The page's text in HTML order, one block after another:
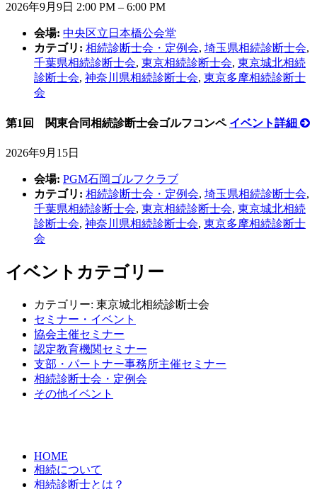
2026年9月9日 2:00 PM – 6:00 PM
会場: 中央区立日本橋公会堂
カテゴリ: 相続診断士会・定例会, 埼玉県相続診断士会,
千葉県相続診断士会, 東京相続診断士会, 東京城北相続
診断士会, 神奈川県相続診断士会, 東京多摩相続診断士
会
第1回 関東合同相続診断士会ゴルフコンペ イベント詳細
2026年9月15日
会場: PGM石岡ゴルフクラブ
カテゴリ: 相続診断士会・定例会, 埼玉県相続診断士会,
千葉県相続診断士会, 東京相続診断士会, 東京城北相続
診断士会, 神奈川県相続診断士会, 東京多摩相続診断士
会
イベントカテゴリー
カテゴリー: 東京城北相続診断士会
セミナー・イベント
協会主催セミナー
認定教育機関セミナー
支部・パートナー事務所主催セミナー
相続診断士会・定例会
その他イベント
HOME
相続について
相続診断士とは？